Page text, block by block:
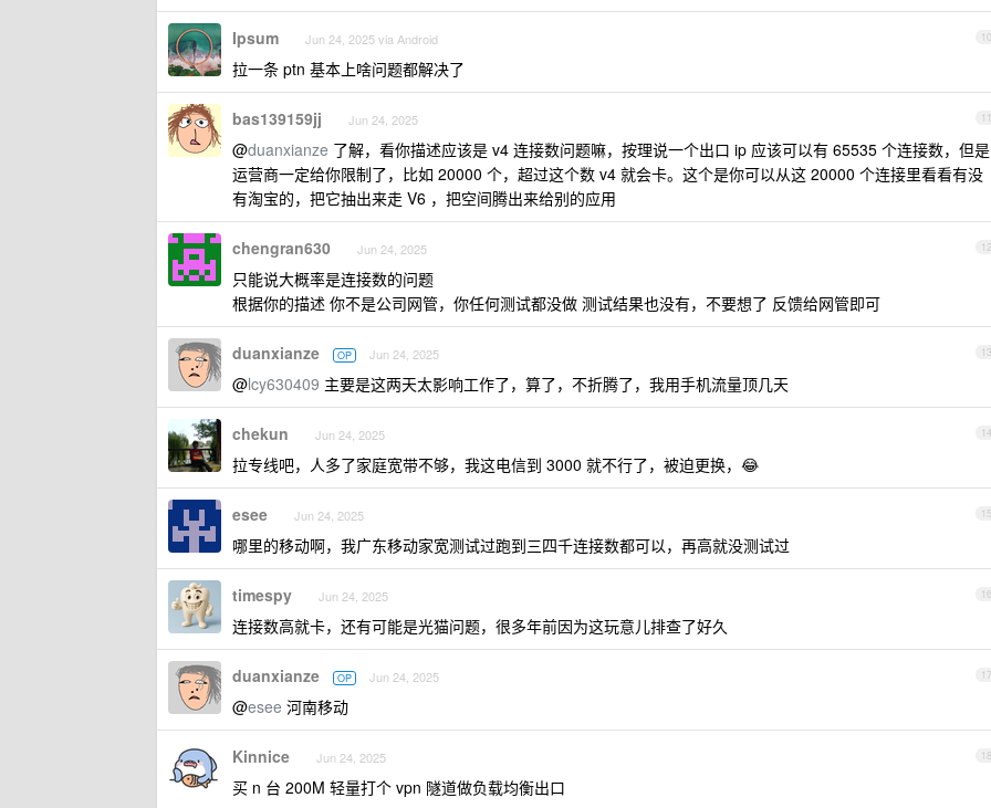
10
Ipsum Jun 24, 2025 via Android
拉一条 ptn 基本上啥问题都解决了
11
bas139159jj Jun 24, 2025
@duanxianze 了解，看你描述应该是 v4 连接数问题嘛，按理说一个出口 ip 应该可以有 65535 个连接数，但是
运营商一定给你限制了，比如 20000 个，超过这个数 v4 就会卡。这个是你可以从这 20000 个连接里看看有没
有淘宝的，把它抽出来走 V6 ，把空间腾出来给别的应用
12
chengran630 Jun 24, 2025
只能说大概率是连接数的问题
根据你的描述 你不是公司网管，你任何测试都没做 测试结果也没有，不要想了 反馈给网管即可
13
duanxianze OP Jun 24, 2025
@lcy630409 主要是这两天太影响工作了，算了，不折腾了，我用手机流量顶几天
14
chekun Jun 24, 2025
拉专线吧，人多了家庭宽带不够，我这电信到 3000 就不行了，被迫更换，😂
15
esee Jun 24, 2025
哪里的移动啊，我广东移动家宽测试过跑到三四千连接数都可以，再高就没测试过
16
timespy Jun 24, 2025
连接数高就卡，还有可能是光猫问题，很多年前因为这玩意儿排查了好久
17
duanxianze OP Jun 24, 2025
@esee 河南移动
18
Kinnice Jun 24, 2025
买 n 台 200M 轻量打个 vpn 隧道做负载均衡出口